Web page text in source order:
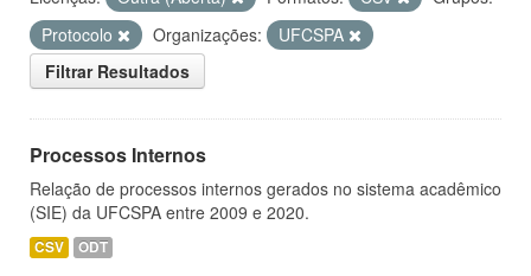
Protocolo
Organizações:
UFCSPA
Filtrar Resultados
Processos Internos
Relação de processos internos gerados no sistema acadêmico
(SIE) da UFCSPA entre 2009 e 2020.
CSV ODT